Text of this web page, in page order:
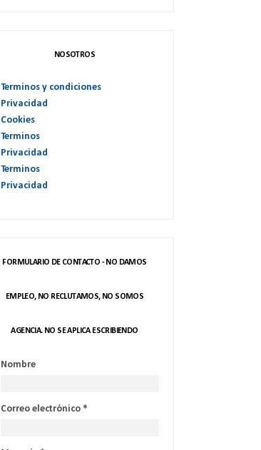
NOSOTROS
Terminos y condiciones
Privacidad
Cookies
Terminos
Privacidad
Terminos
Privacidad
FORMULARIO DE CONTACTO - NO DAMOS
EMPLEO, NO RECLUTAMOS, NO SOMOS
AGENCIA. NO SE APLICA ESCRIBIENDO
Nombre
Correo electrónico *